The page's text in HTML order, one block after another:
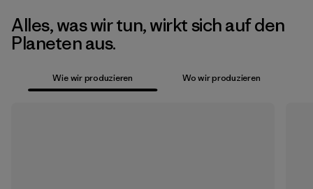
Alles, was wir tun, wirkt sich auf den
Planeten aus.
Wie wir produzieren Wo wir produzieren